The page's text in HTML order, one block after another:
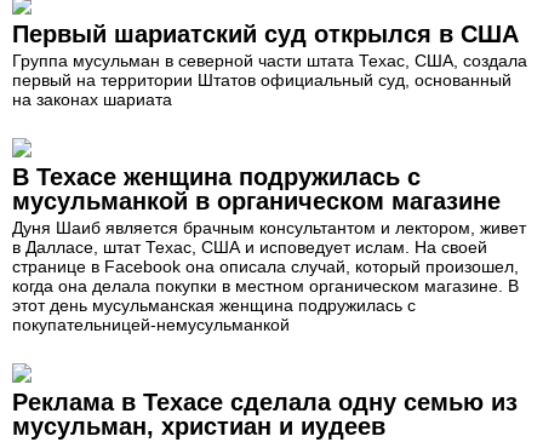
Первый шариатский суд открылся в США
Группа мусульман в северной части штата Техас, США, создала
первый на территории Штатов официальный суд, основанный
на законах шариата
В Техасе женщина подружилась с
мусульманкой в органическом магазине
Дуня Шаиб является брачным консультантом и лектором, живет
в Далласе, штат Техас, США и исповедует ислам. На своей
странице в Facebook она описала случай, который произошел,
когда она делала покупки в местном органическом магазине. В
этот день мусульманская женщина подружилась с
покупательницей-немусульманкой
Реклама в Техасе сделала одну семью из
мусульман, христиан и иудеев